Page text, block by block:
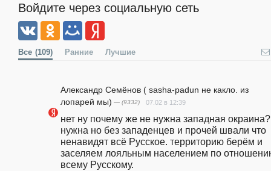
Войдите через социальную сеть
Все (109) Ранние Лучшие
Александр Семёнов ( sasha-padun не какло. из
лопарей мы) — (9332) 07.02 в 12:39
нет ну почему же не нужна западная окраина?
нужна но без западенцев и прочей швали что
ненавидят всё Русское. территорию берём и
заселяем лояльным населением по
всему Русскому.